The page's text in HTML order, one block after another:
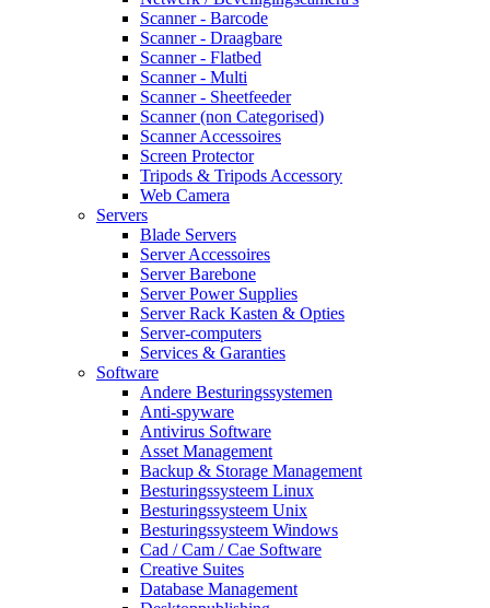
Scanner - Barcode
Scanner - Draagbare
Scanner - Flatbed
Scanner - Multi
Scanner - Sheetfeeder
Scanner (non Categorised)
Scanner Accessoires
Screen Protector
Tripods & Tripods Accessory
Web Camera
Servers
Blade Servers
Server Accessoires
Server Barebone
Server Power Supplies
Server Rack Kasten & Opties
Server-computers
Services & Garanties
Software
Andere Besturingssystemen
Anti-spyware
Antivirus Software
Asset Management
Backup & Storage Management
Besturingssysteem Linux
Besturingssysteem Unix
Besturingssysteem Windows
Cad / Cam / Cae Software
Creative Suites
Database Management